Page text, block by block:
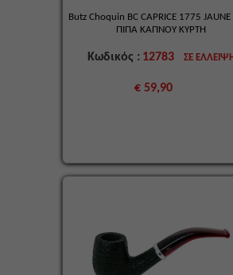
Butz Choquin BC CAPRICE 1775
ΠΙΠΑ ΚΑΠΝΟΥ ΚΥΡΤΗ
Κωδικός : 12783ΣΕ
€ 59,90